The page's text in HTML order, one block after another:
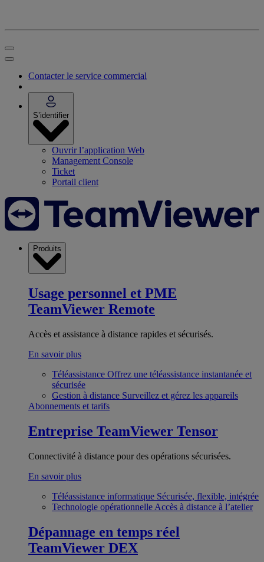
Contacter le service commercial
S’identifier
Ouvrir l’application Web
Management Console
Ticket
Portail client
Produits
Usage personnel et PME
TeamViewer Remote
Accès et assistance à distance rapides et sécurisés.
En savoir plus
Téléassistance Offrez une téléassistance instantanée et
sécurisée
Gestion à distance Surveillez et gérez les appareils
Abonnements et tarifs
Entreprise TeamViewer Tensor
Connectivité à distance pour des opérations sécurisées.
En savoir plus
Téléassistance informatique Sécurisée, flexible, intégrée
Technologie opérationnelle Accès à distance à l’atelier
Dépannage en temps réel
TeamViewer DEX